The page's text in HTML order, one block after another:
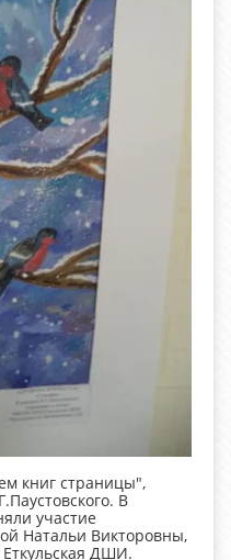
книг страницы",
В
участие
Натальи Викторовны,
ДШИ.